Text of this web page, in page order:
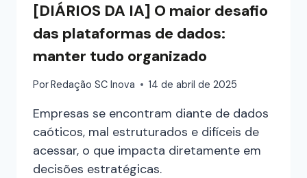
[DIÁRIOS DA IA] O maior desafio
das plataformas de dados:
manter tudo organizado
PorRedação SC Inova 14 de abril de 2025
Empresas se encontram diante de dados
caóticos, mal estruturados e difíceis de
acessar, o que impacta diretamente em
decisões estratégicas.